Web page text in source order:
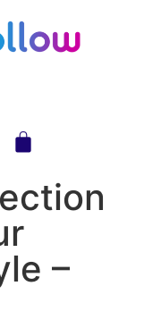
–